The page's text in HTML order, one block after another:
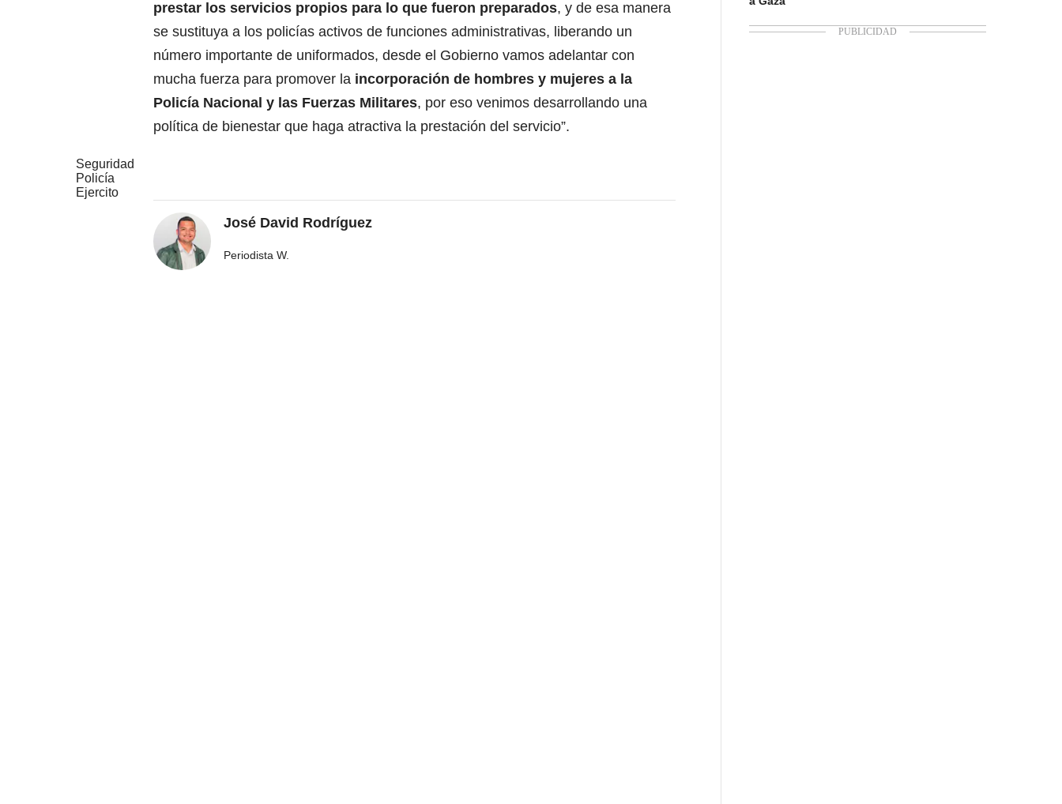
prestar los servicios propios para lo que fueron preparados, y de esa manera
se sustituya a los policías activos de funciones administrativas, liberando un
número importante de uniformados, desde el Gobierno vamos adelantar con
mucha fuerza para promover la incorporación de hombres y mujeres a la
Policía Nacional y las Fuerzas Militares, por eso venimos desarrollando una
política de bienestar que haga atractiva la prestación del servicio”.
Seguridad
Policía
Ejercito
José David Rodríguez
Periodista W.